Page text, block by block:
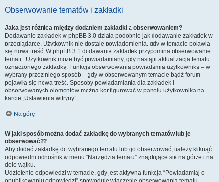
Obserwowanie tematów i zakładki
Jaka jest różnica między dodaniem zakładki a obserwowaniem?
Dodawanie zakładek w phpBB 3.0 działa podobnie jak dodawanie zakładek w
przeglądarce. Użytkownik nie dostaje powiadomienia, gdy w temacie pojawia
się nowa treść. W phpBB 3.1 dodawanie zakładek przypomina obserwowanie
tematu. Użytkownik może być powiadamiany, gdy nastąpi aktualizacja tematu
oznaczonego zakładką. Funkcja obserwowania powiadamia użytkownika – w
wybrany przez niego sposób – gdy w obserwowanym temacie bądź forum
pojawiła się nowa treść. Sposoby powiadamiania dla zakładek i
obserwowanych elementów można konfigurować w panelu użytkownika na
karcie „Ustawienia witryny”.
Na górę
W jaki sposób można dodać zakładkę do wybranych tematów lub je
obserwować??
Aby dodać zakładkę do wybranego tematu lub go obserwować, należy kliknąć
odpowiedni odnośnik w menu “Narzędzia tematu” znajdujące się na górze i na
dole wątku.
Udzielenie odpowiedzi w temacie, gdy jest aktywna funkcja “Powiadamiaj o
opublikowaniu odpowiedzi” spowoduje włączenie obserwowania tematu.